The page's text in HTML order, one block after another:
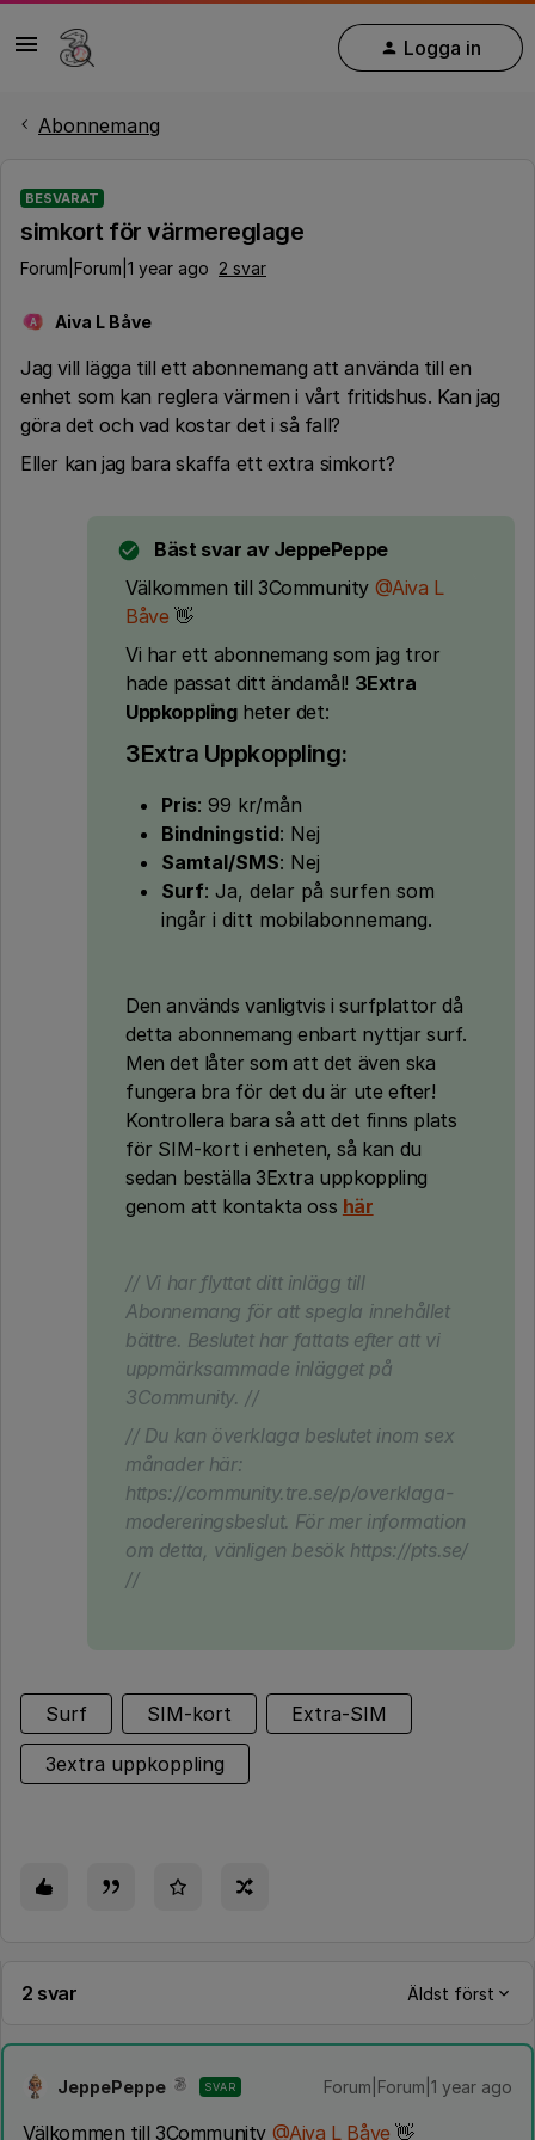
Logga in
Abonnemang
BESVARAT
simkort för värmereglage
Forum|Forum|1 year ago 2 svar
A Aiva L Båve
Jag vill lägga till ett abonnemang att använda till en
enhet som kan reglera värmen i vårt fritidshus. Kan jag
göra det och vad kostar det i så fall?
Eller kan jag bara skaffa ett extra simkort?
Bäst svar av JeppePeppe
Välkommen till 3Community ​ @Aiva L
Båve 👋
Vi har ett abonnemang som jag tror
hade passat ditt ändamål! 3Extra
Uppkopplingheter det:
3Extra Uppkoppling:
Pris: 99 kr/mån
Bindningstid: Nej
Samtal/SMS: Nej
Surf: Ja, delar på surfen som
ingår i ditt mobilabonnemang.
Den används vanligtvis i surfplattor då
detta abonnemang enbart nyttjar surf.
Men det låter som att det även ska
fungera bra för det du är ute efter!
Kontrollera bara så att det finns plats
för SIM-kort i enheten, så kan du
sedan beställa 3Extra uppkoppling
genom att kontakta oss här
// Vi har flyttat ditt inlägg till
Abonnemang för att spegla innehållet
bättre. Beslutet har fattats efter att vi
uppmärksammade inlägget på
3Community. //
// Du kan överklaga beslutet inom sex
månader här:
https://community.tre.se/p/overklaga-
modereringsbeslut. För mer information
om detta, vänligen besök https://pts.se/
//
Surf SIM-kort Extra-SIM
3extra uppkoppling
2 svar Äldst först
JeppePeppe SVAR Forum|Forum|1 year ago
Välkommen till 3Community ​ @Aiva L Båve 👋